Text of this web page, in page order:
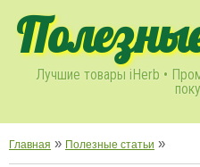
Лучшие товары iHerb •
Главная » Полезные статьи »